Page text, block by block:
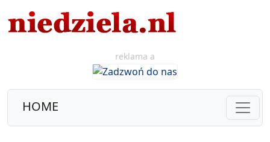
reklama a
HOME